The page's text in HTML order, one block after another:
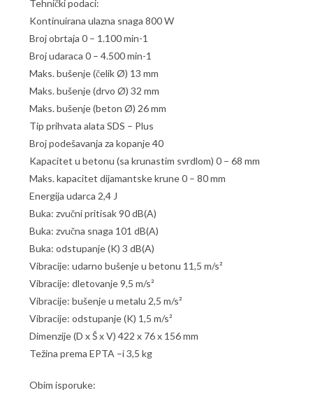
Tehnički podaci:
Kontinuirana ulazna snaga 800 W
Broj obrtaja 0 – 1.100 min-1
Broj udaraca 0 – 4.500 min-1
Maks. bušenje (čelik Ø) 13 mm
Maks. bušenje (drvo Ø) 32 mm
Maks. bušenje (beton Ø) 26 mm
Tip prihvata alata SDS – Plus
Broj podešavanja za kopanje 40
Kapacitet u betonu (sa krunastim svrdlom) 0 – 68 mm
Maks. kapacitet dijamantske krune 0 – 80 mm
Energija udarca 2,4 J
Buka: zvučni pritisak 90 dB(A)
Buka: zvučna snaga 101 dB(A)
Buka: odstupanje (K) 3 dB(A)
Vibracije: udarno bušenje u betonu 11,5 m/s²
Vibracije: dletovanje 9,5 m/s²
Vibracije: bušenje u metalu 2,5 m/s²
Vibracije: odstupanje (K) 1,5 m/s²
Dimenzije (D x Š x V) 422 x 76 x 156 mm
Težina prema EPTA –i 3,5 kg
Obim isporuke: